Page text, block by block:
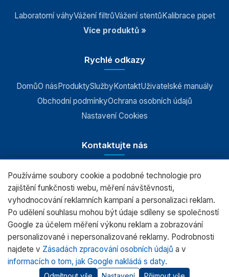
Laboratorní váhyVážení filtrůVážení stentůKalibrace pipet
Více produktů »
Rychlé odkazy
DomůO násProduktySlužbyKontaktUživatelské manuály
Obchodní podmínkyOchrana osobních údajů
Nastavení Cookies
Kontaktujte nás
RADWAG CZ s.r.o., Šumperk
+420 583 210 016
obchod@radwag.cz
(PO - PÁ) 7:00 - 15:30
Používáme soubory cookie a podobné technologie pro
zajištění funkčnosti webu, měření návštěvnosti,
vyhodnocování reklamních kampaní a personalizaci reklam.
Po udělení souhlasu mohou být údaje sdíleny se společností
Google za účelem měření výkonu reklam a zobrazování
personalizované i nepersonalizované reklamy. Podrobnosti
najdete v Zásadách zpracování osobních údajů a v
informacích o tom, jak Google nakládá s daty.